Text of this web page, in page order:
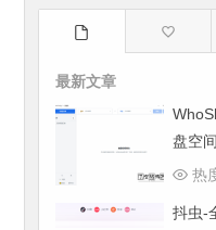
最新文章
盘空
找出“
热
抖虫-